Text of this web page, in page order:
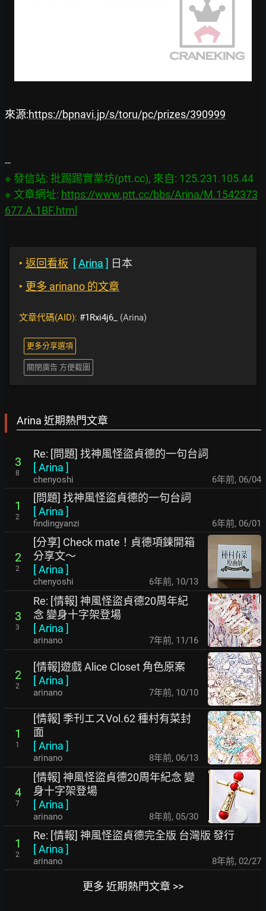
來源:https://bpnavi.jp/s/toru/pc/prizes/390999
※ 發信站: 批踢踢實業坊(ptt.cc), 來自: 125.231.105.44
※ 文章網址: https://www.ptt.cc/bbs/Arina/M.1542373
677.A.1BF.html
‣ 返回看板 [Arina ] 日本
‣ 更多 arinano 的文章
文章代碼(AID): #1Rxi4j6_ (Arina)
更多分享選項
關閉廣告 方便截圖
Arina 近期熱門文章
3
8
Re: [問題] 找神風怪盜貞德的一句台詞
[Arina ]
chenyoshi 6年前, 06/04
1
2
[問題] 找神風怪盜貞德的一句台詞
[Arina ]
findingyanzi 6年前, 06/01
2
2
[分享] Check mate！貞德項鍊開箱
分享文～
[Arina ]
chenyoshi 6年前, 10/13
3
3
Re: [情報] 神風怪盜貞德20周年紀
念 變身十字架登場
[Arina ]
arinano 7年前, 11/16
2
2
[情報]遊戲 Alice Closet 角色原案
[Arina ]
arinano 7年前, 10/10
1
1
[情報] 季刊エスVol.62 種村有菜封
面
[Arina ]
arinano 8年前, 06/13
4
7
[情報] 神風怪盜貞德20周年紀念 變
身十字架登場
[Arina ]
arinano 8年前, 05/30
1
2
Re: [情報] 神風怪盜貞德完全版 台灣版 發行
[Arina ]
arinano 8年前, 02/27
更多 近期熱門文章 >>